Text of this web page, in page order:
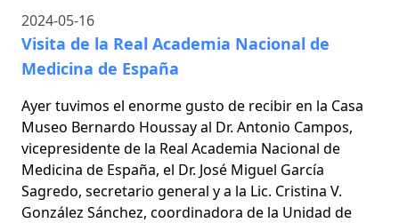
2024-05-16
Visita de la Real Academia Nacional de
Medicina de España
Ayer tuvimos el enorme gusto de recibir en la Casa
Museo Bernardo Houssay al Dr. Antonio Campos,
vicepresidente de la Real Academia Nacional de
Medicina de España, el Dr. José Miguel García
Sagredo, secretario general y a la Lic. Cristina V.
González Sánchez, coordinadora de la Unidad de